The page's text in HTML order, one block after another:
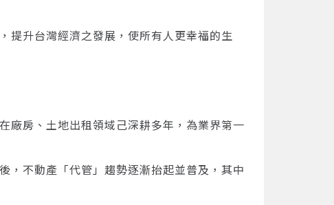
提升台灣經濟之發展，使所有人更幸福的生
廠房、土地出租領域己深耕多年，為業界第一
，不動產「代管」趨勢逐漸抬起並普及，其中